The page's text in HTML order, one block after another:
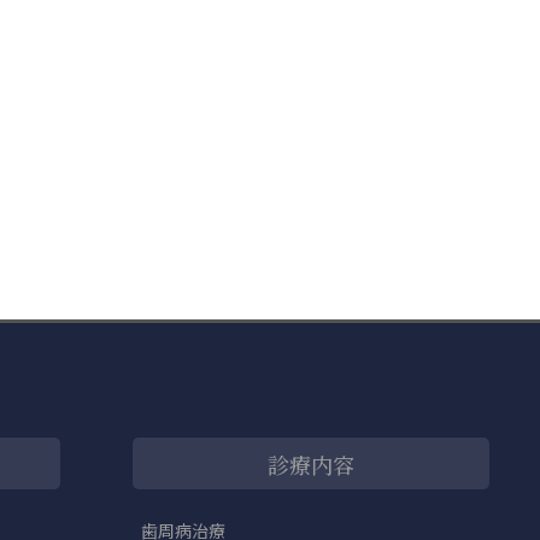
診療内容
歯周病治療